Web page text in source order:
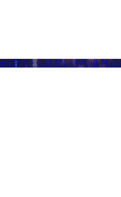
CEFA + CIIA EN SAVOIR PLUS